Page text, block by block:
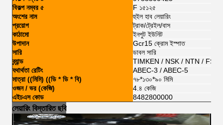
বিকল্প নম্বর ৫
F ১৫১২৫
অংশের নাম
হুইল হাব লেয়ারিং
প্রয়োগ
ট্রাক/ট্রেইল/বাস
কাঠামো
ইনপুট ইউনিট
উপাদান
Gcr15 ক্রোম ইস্পাত
সারি
ডাবল সারি
ব্র্যান্ড
TIMKEN / NSK / NTN /
যথার্থতা রেটিং
ABEC-3 / ABEC-5
মাত্রা ((মিমি) ((ডি * ডি * বি)
৭৮*১৩০*৯০ মিমি
ওজন / ভর (কেজি)
4.৪ কেজি
এইচএস কোড
8482800000
লেয়ারিং বিস্তারিত ছবি